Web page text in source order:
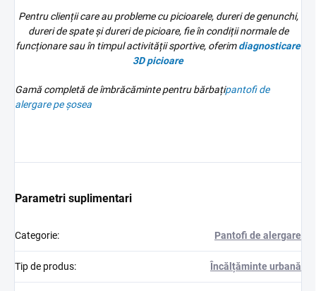
Pentru clienții care au probleme cu picioarele, dureri de genunchi,
dureri de spate și dureri de picioare, fie în condiții normale de
funcționare sau în timpul activității sportive, oferim diagnosticare
3Dpicioare
Gamă completă de îmbrăcăminte pentru bărbațipantofi de
alergare pe șosea
Parametri suplimentari
Categorie: Pantofi de alergare
Tip de produs: Încălțăminte urbană